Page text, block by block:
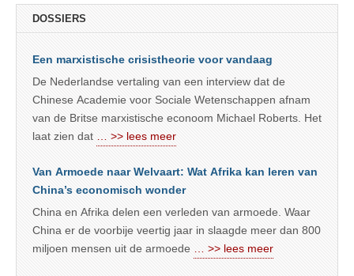
DOSSIERS
Een marxistische crisistheorie voor vandaag
De Nederlandse vertaling van een interview dat de
Chinese Academie voor Sociale Wetenschappen afnam
van de Britse marxistische econoom Michael Roberts. Het
laat zien dat
… >> lees meer
Van Armoede naar Welvaart: Wat Afrika kan leren van
China’s economisch wonder
China en Afrika delen een verleden van armoede. Waar
China er de voorbije veertig jaar in slaagde meer dan 800
miljoen mensen uit de armoede
… >> lees meer